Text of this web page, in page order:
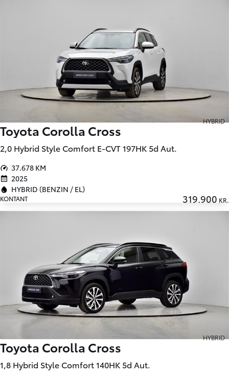
HYBRID
Toyota Corolla Cross
2,0 Hybrid Style Comfort E-CVT 197HK 5d Aut.
37.678 KM
2025
HYBRID (BENZIN / EL)
KONTANT 319.900 KR.
HYBRID
Toyota Corolla Cross
1,8 Hybrid Style Comfort 140HK 5d Aut.